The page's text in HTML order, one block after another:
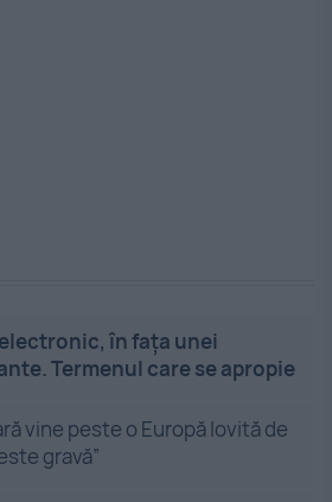
în fața unei
Termenul care se apropie
vine peste o Europă lovită de
gravă”